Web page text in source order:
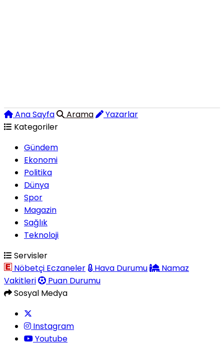
Ana Sayfa Arama
Yazarlar
Kategoriler
Gündem
Ekonomi
Politika
Dünya
Spor
Magazin
Sağlık
Teknoloji
Servisler
Nöbetçi Eczaneler
Hava Durumu
Namaz
Vakitleri
Puan Durumu
Sosyal Medya
Instagram
Youtube